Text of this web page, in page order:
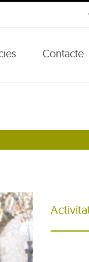
Contacte